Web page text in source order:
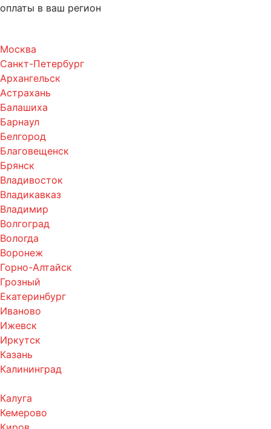
оплаты в ваш регион
Москва
Санкт-Петербург
Архангельск
Астрахань
Балашиха
Барнаул
Белгород
Благовещенск
Брянск
Владивосток
Владикавказ
Владимир
Волгоград
Вологда
Воронеж
Горно-Алтайск
Грозный
Екатеринбург
Иваново
Ижевск
Иркутск
Казань
Калининград
Калуга
Кемерово